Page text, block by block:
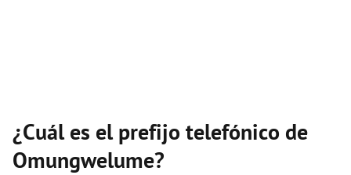
¿Cuál es el prefijo telefónico de
Omungwelume?